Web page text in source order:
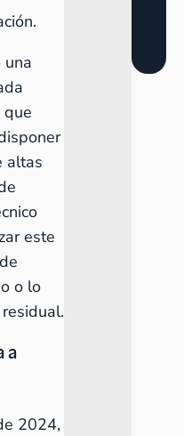
una
que
altas
este
o lo
a
2024,